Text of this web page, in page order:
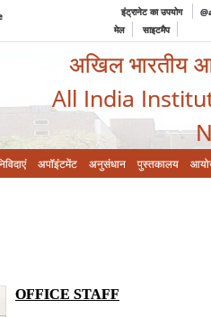
इंट्रानेट का उपयोग
मेल
साइटमैप
अखिल भारतीय
All India
अपॉइंटमेंट अनुसंधान पुस्तकालय
OFFICE STAFF